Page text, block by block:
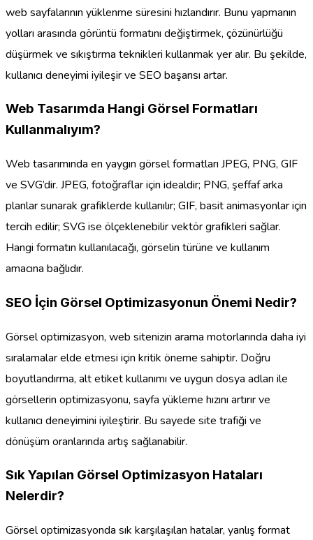
web sayfalarının yüklenme süresini hızlandırır. Bunu yapmanın
yolları arasında görüntü formatını değiştirmek, çözünürlüğü
düşürmek ve sıkıştırma teknikleri kullanmak yer alır. Bu şekilde,
kullanıcı deneyimi iyileşir ve SEO başarısı artar.
Web Tasarımda Hangi Görsel Formatları
Kullanmalıyım?
Web tasarımında en yaygın görsel formatları JPEG, PNG, GIF
ve SVG’dir. JPEG, fotoğraflar için idealdir; PNG, şeffaf arka
planlar sunarak grafiklerde kullanılır; GIF, basit animasyonlar için
tercih edilir; SVG ise ölçeklenebilir vektör grafikleri sağlar.
Hangi formatın kullanılacağı, görselin türüne ve kullanım
amacına bağlıdır.
SEO İçin Görsel Optimizasyonun Önemi Nedir?
Görsel optimizasyon, web sitenizin arama motorlarında daha iyi
sıralamalar elde etmesi için kritik öneme sahiptir. Doğru
boyutlandırma, alt etiket kullanımı ve uygun dosya adları ile
görsellerin optimizasyonu, sayfa yükleme hızını artırır ve
kullanıcı deneyimini iyileştirir. Bu sayede site trafiği ve
dönüşüm oranlarında artış sağlanabilir.
Sık Yapılan Görsel Optimizasyon Hataları
Nelerdir?
Görsel optimizasyonda sık karşılaşılan hatalar, yanlış format